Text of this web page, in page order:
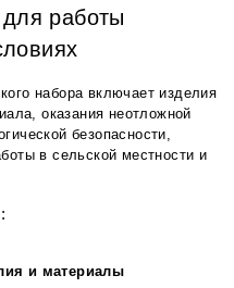
работы
набора включает изделия
оказания неотложной
безопасности,
в сельской местности и
и материалы